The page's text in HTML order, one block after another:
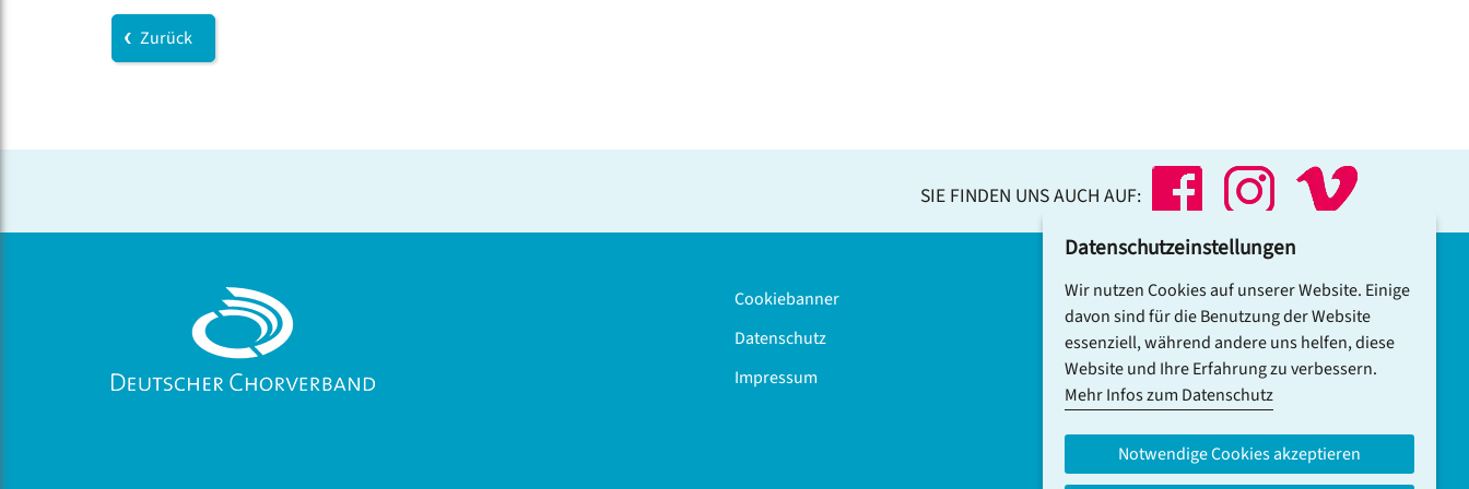
Zurück
SIE FINDEN UNS AUCH AUF:
Cookiebanner
Datenschutz
Impressum
DCV-NEWSLETTER ABONNIEREN
Datenschutzeinstellungen
Wir nutzen Cookies auf unserer Website. Einige
davon sind für die Benutzung der Website
essenziell, während andere uns helfen, diese
Website und Ihre Erfahrung zu verbessern.
Mehr Infos zum Datenschutz
Notwendige Cookies akzeptieren